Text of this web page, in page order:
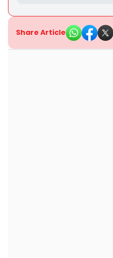
Share Article